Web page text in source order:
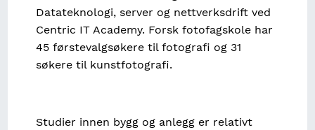
Datateknologi, server og nettverksdrift ved
Centric IT Academy. Forsk fotofagskole har
45 førstevalgsøkere til fotografi og 31
søkere til kunstfotografi.
Studier innen bygg og anlegg er relativt